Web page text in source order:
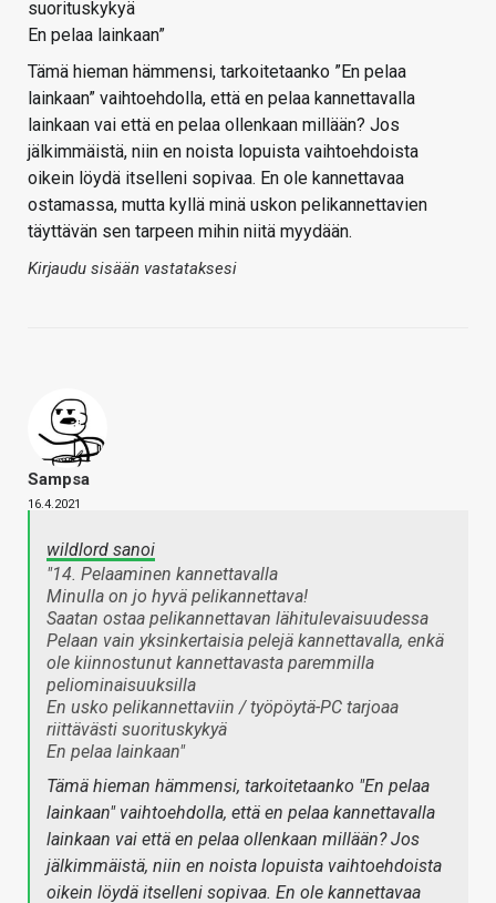
suorituskykyä
En pelaa lainkaan”
Tämä hieman hämmensi, tarkoitetaanko ”En pelaa
lainkaan” vaihtoehdolla, että en pelaa kannettavalla
lainkaan vai että en pelaa ollenkaan millään? Jos
jälkimmäistä, niin en noista lopuista vaihtoehdoista
oikein löydä itselleni sopivaa. En ole kannettavaa
ostamassa, mutta kyllä minä uskon pelikannettavien
täyttävän sen tarpeen mihin niitä myydään.
Kirjaudu sisään vastataksesi
Sampsa
16.4.2021
wildlord sanoi
"14. Pelaaminen kannettavalla
Minulla on jo hyvä pelikannettava!
Saatan ostaa pelikannettavan lähitulevaisuudessa
Pelaan vain yksinkertaisia pelejä kannettavalla, enkä
ole kiinnostunut kannettavasta paremmilla
peliominaisuuksilla
En usko pelikannettaviin / työpöytä-PC tarjoaa
riittävästi suorituskykyä
En pelaa lainkaan"
Tämä hieman hämmensi, tarkoitetaanko "En pelaa
lainkaan" vaihtoehdolla, että en pelaa kannettavalla
lainkaan vai että en pelaa ollenkaan millään? Jos
jälkimmäistä, niin en noista lopuista vaihtoehdoista
oikein löydä itselleni sopivaa. En ole kannettavaa